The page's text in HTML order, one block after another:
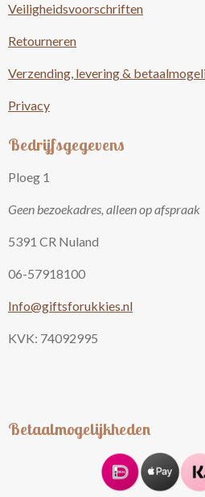
Veiligheidsvoorschriften
Retourneren
Verzending, levering &
Privacy
Bedrijfsgegevens
Ploeg 1
Geen bezoekadres, alleen op afspraak
5391 CR Nuland
06-57918100
Info@giftsforukkies.nl
KVK: 74092995
Betaalmogelijkheden